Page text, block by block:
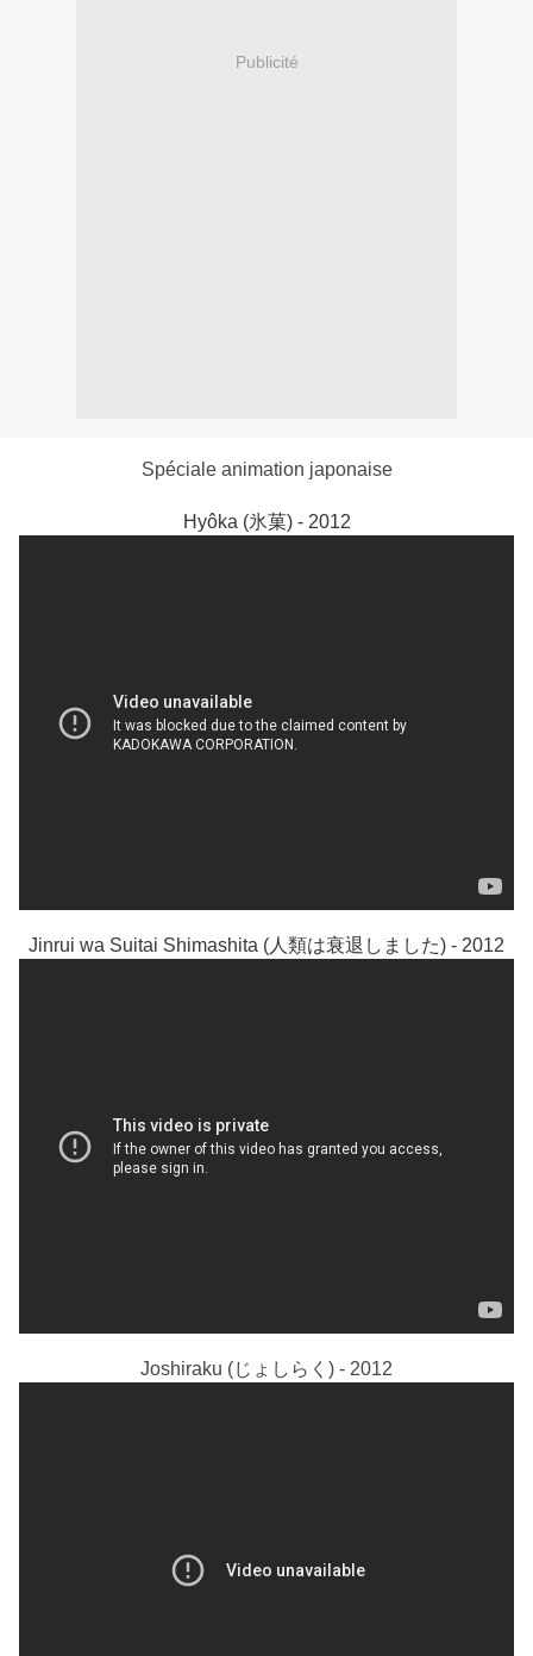
Publicité
Spéciale animation japonaise
Hyôka (氷菓) - 2012
Jinrui wa Suitai Shimashita (人類は衰退しました) - 2012
Joshiraku (じょしらく) - 2012